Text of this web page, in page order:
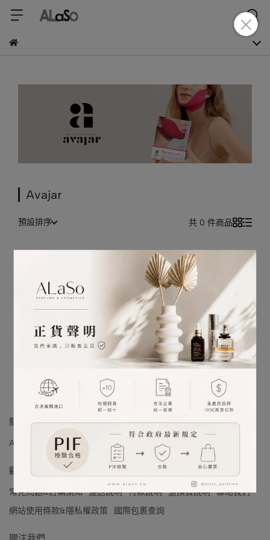
Avajar
預設排序 共 0 件商品
很抱歉，無商品符合篩選條件
請重新輸入篩選
關於我們
ALaSo 品牌理念 ALaSo 會員制度 ALaSo 的品質承諾 (PIF)
顧客服務
常見問題&訂購須知 運送說明 付款說明 退換貨說明 聯絡我們
網站使用條款&隱私權政策
國際包裹查詢